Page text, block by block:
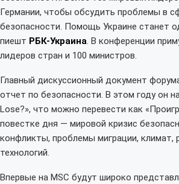
Германии, чтобы обсудить проблемы в
безопасности. Помощь Украине станет
пиешт РБК-Украина. В конференции
лидеров стран и 100 министров.
Главный дискуссионный документ
отчет по безопасности. В этом году он
Lose?», что можно перевести как
повестке дня — мировой кризис
конфликты, проблемы миграции, климат,
технологий.
Впервые на MSC будут широко